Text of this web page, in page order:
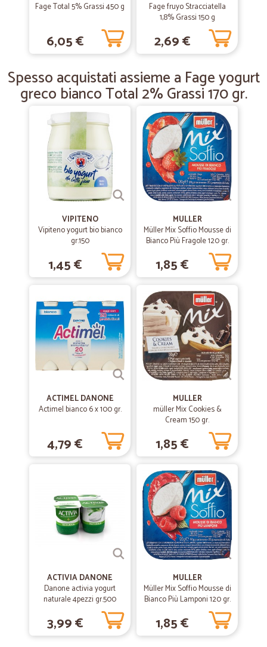
25/04/2019
Gianni V.
Sito scoperto recentrmente per caso
velocissima Ho trovato articoli che qui il mio supermercato non ha
piu' Molto soddifatto e consiglio a tutti di provare a fare shopping
Fage Total 5% Grassi 450 g
6,05 €
Fage fruyo Stracciatella
1,8% Grassi 150 g
2,69 €
Spesso acquistati assieme a Fage yogurt
greco bianco Total 2% Grassi 170 gr.
VIPITENO
Vipiteno yogurt bio bianco
gr.150
1,45 €
MULLER
Müller Mix Soffio Mousse di
Bianco Più Fragole 120 gr.
1,85 €
ACTIMEL DANONE
Actimel bianco 6 x 100 gr.
4,79 €
MULLER
müller Mix Cookies &
Cream 150 gr.
1,85 €
ACTIVIA DANONE
Danone activia yogurt
naturale 4pezzi gr.500
3,99 €
MULLER
Müller Mix Soffio Mousse di
Bianco Più Lamponi 120 gr.
1,85 €